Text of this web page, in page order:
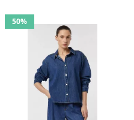
50%